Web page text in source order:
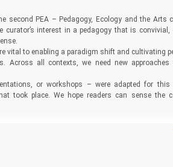
second PEA – Pedagogy, Ecology and the Arts
curator’s interest in a pedagogy that is convivial,
vital to enabling a paradigm shift and cultivating
Across all contexts, we need new approaches
or workshops – were adapted for this
took place. We hope readers can sense the